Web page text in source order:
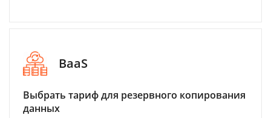
BaaS
Выбрать тариф для резервного копирования
данных